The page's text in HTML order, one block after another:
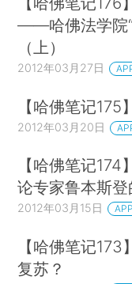
——哈佛法学院“
（上）
2012年03月27日
【哈佛笔记
2012年03月20日
【哈佛笔记
论专家鲁本斯登
2012年03月15日
【哈佛笔记
复苏？